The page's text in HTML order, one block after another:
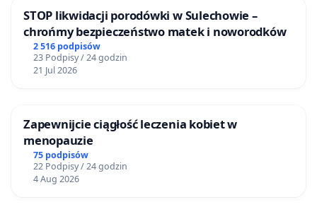
STOP likwidacji porodówki w Sulechowie –
chrońmy bezpieczeństwo matek i noworodków
2 516 podpisów
23 Podpisy / 24 godzin
21 Jul 2026
Zapewnijcie ciągłość leczenia kobiet w
menopauzie
75 podpisów
22 Podpisy / 24 godzin
4 Aug 2026